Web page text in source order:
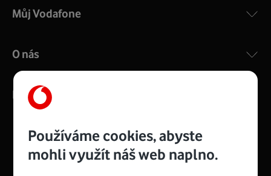
Můj Vodafone
O nás
Kontakty
ManagementRecruitmentTop
Platinové
Používáme cookies, abyste
mohli využít náš web naplno.